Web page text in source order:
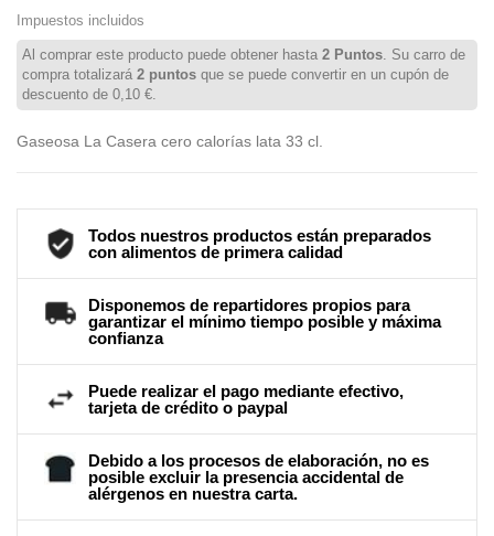
Impuestos incluidos
Al comprar este producto puede obtener hasta 2 Puntos. Su carro de
compra totalizará 2 puntos que se puede convertir en un cupón de
descuento de 0,10 €.
Gaseosa La Casera cero calorías lata 33 cl.
Todos nuestros productos están preparados
con alimentos de primera calidad
Disponemos de repartidores propios para
garantizar el mínimo tiempo posible y máxima
confianza
Puede realizar el pago mediante efectivo,
tarjeta de crédito o paypal
Debido a los procesos de elaboración, no es
posible excluir la presencia accidental de
alérgenos en nuestra carta.